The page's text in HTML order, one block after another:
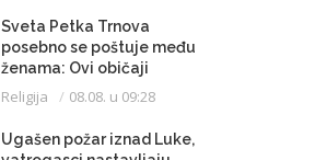
Sveta Petka Trnova
posebno se poštuje među
ženama: Ovi običaji
vijekovima se čuvaju
Religija 08.08. u 09:28
Ugašen požar iznad Luke,